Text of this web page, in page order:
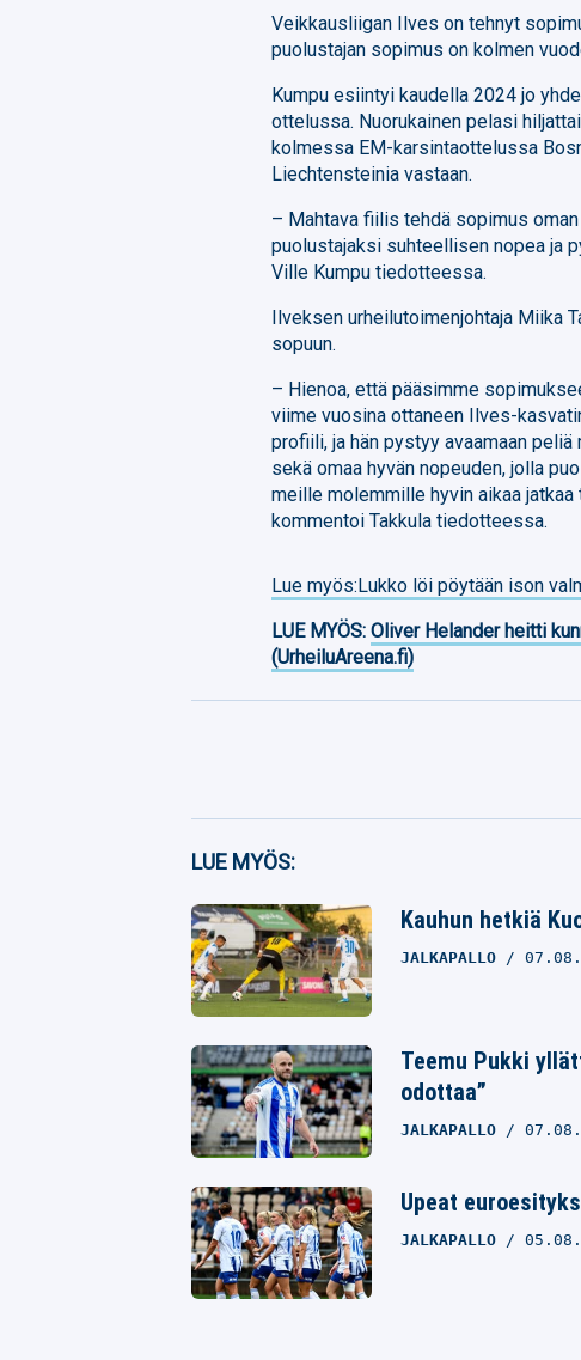
Veikkausliigan Ilves on tehnyt
puolustajan sopimus on kolmen
Kumpu esiintyi kaudella 2024 jo
ottelussa. Nuorukainen pelasi
kolmessa EM-karsintaottelussa
Liechtensteinia vastaan.
– Mahtava fiilis tehdä sopimus
puolustajaksi suhteellisen nopea ja
Ville Kumpu tiedotteessa.
Ilveksen urheilutoimenjohtaja Miika
sopuun.
– Hienoa, että pääsimme
viime vuosina ottaneen Ilves-
profiili, ja hän pystyy avaamaan
sekä omaa hyvän nopeuden, jolla
meille molemmille hyvin aikaa
kommentoi Takkula tiedotteessa.
Lue myös:Lukko löi pöytään ison
LUE MYÖS:Oliver Helander heitti
(UrheiluAreena.fi)
Facebook
Twitter
Whatsapp
LUE MYÖS:
Kauhun hetkiä
JALKAPALLO
Teemu Pukki
odottaa”
JALKAPALLO
Upeat
JALKAPALLO